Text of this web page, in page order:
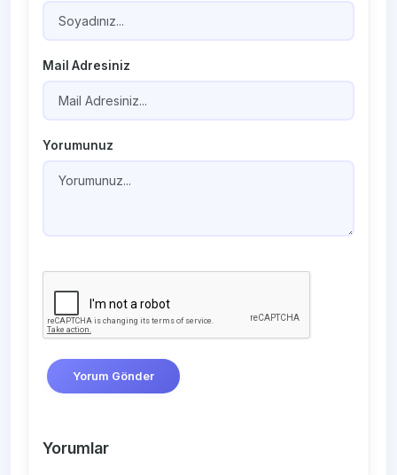
Mail Adresiniz
Yorumunuz
Yorum Gönder
Yorumlar